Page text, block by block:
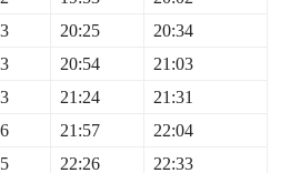
20:25
20:34
20:54
21:03
21:24
21:31
21:57
22:04
22:26 22:33